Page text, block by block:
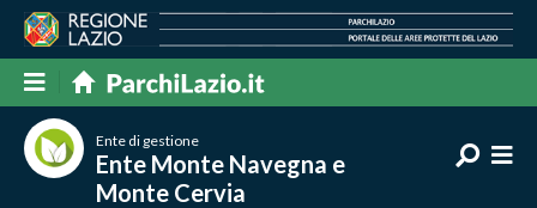
Ente di gestione
Ente Monte Navegna e
Monte Cervia